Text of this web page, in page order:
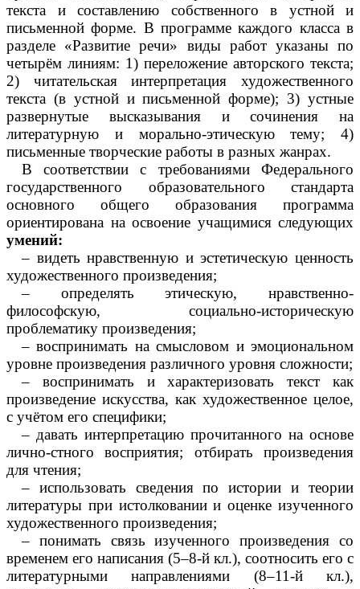
текста и составлению собственного в устной и
письменной форме. В программе каждого класса в
разделе «Развитие речи» виды работ указаны по
четырём линиям: 1) переложение авторского текста;
2) читательская интерпретация художественного
текста (в устной и письменной форме); 3) устные
развернутые высказывания и сочинения на
литературную и морально-этическую тему; 4)
письменные творческие работы в разных жанрах.
В соответствии с требованиями Федерального
государственного образовательного стандарта
основного общего образования программа
ориентирована на освоение учащимися следующих
умений:
– видеть нравственную и эстетическую ценность
художественного произведения;
– определять этическую, нравственно-
философскую, социально-историческую
проблематику произведения;
– воспринимать на смысловом и эмоциональном
уровне произведения различного уровня сложности;
– воспринимать и характеризовать текст как
произведение искусства, как художественное целое,
с учётом его специфики;
– давать интерпретацию прочитанного на основе
лично-стного восприятия; отбирать произведения
для чтения;
– использовать сведения по истории и теории
литературы при истолковании и оценке изученного
художественного произведения;
– понимать связь изученного произведения со
временем его написания (5–8-й кл.), соотносить его с
литературными направлениями (8–11-й кл.),